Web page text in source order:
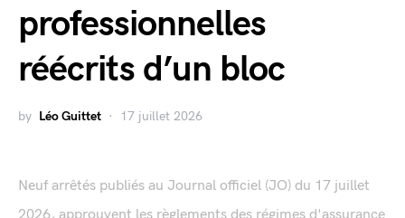
professionnelles
réécrits d’un bloc
by Léo Guittet 17 juillet 2026
Neuf arrêtés publiés au Journal officiel (JO) du 17 juillet